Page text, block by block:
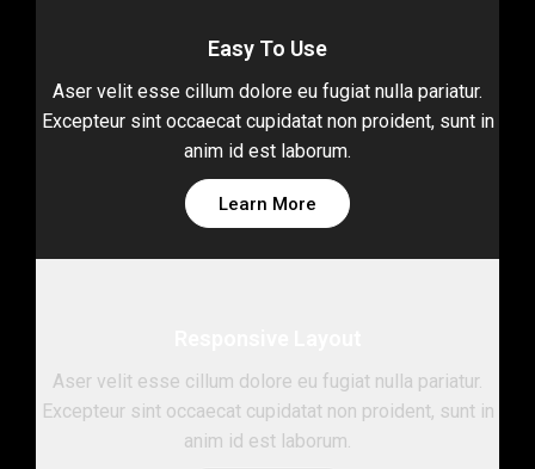
Easy To Use
Aser velit esse cillum dolore eu fugiat nulla pariatur.
Excepteur sint occaecat cupidatat non proident, sunt in
anim id est laborum.
Learn More
Aser velit esse cillum dolore eu fugiat nulla pariatur.
Excepteur sint occaecat cupidatat non proident, sunt in
anim id est laborum.